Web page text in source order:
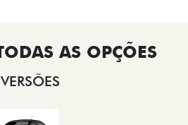
VERSÕES